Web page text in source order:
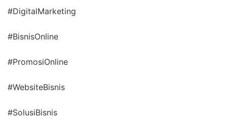
#DigitalMarketing
#BisnisOnline
#PromosiOnline
#WebsiteBisnis
#SolusiBisnis